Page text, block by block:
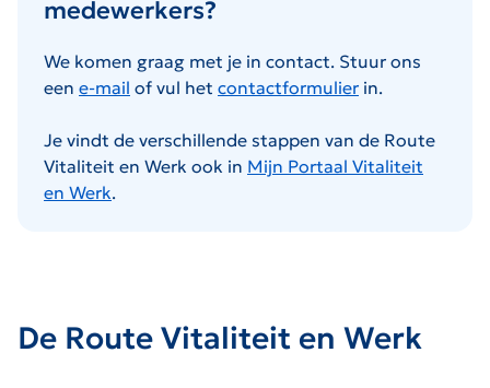
medewerkers?
We komen graag met je in contact. Stuur ons
een e-mail of vul het contactformulier in.
Je vindt de verschillende stappen van de Route
Vitaliteit en Werk ook in Mijn Portaal Vitaliteit
en Werk.
De Route Vitaliteit en Werk